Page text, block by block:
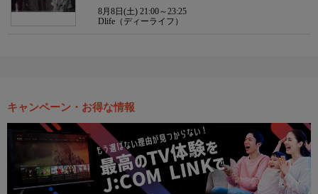
8月8日(土) 21:00～23:25
Dlife（ディーライフ）
キャンペーン・お得な情報